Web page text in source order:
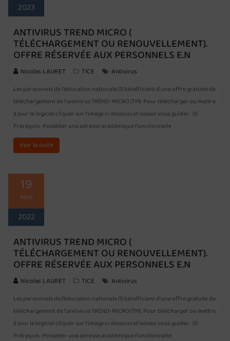
2023
ANTIVIRUS TREND MICRO (
TÉLÉCHARGEMENT OU RENOUVELLEMENT).
OFFRE RÉSERVÉE AUX PERSONNELS E.N
Nicolas LAURET TICE Antivirus
Les personnels de l’éducation nationale (1) bénéficient d’une offre gratuite de
téléchargement de l’antivirus TREND-MICRO (TM). Pour télécharger ou mettre
à jour le logiciel cliquer sur l’image ci dessous et laissez vous guider. (1)
Prérequis : Posséder une adresse académique fonctionnelle
Voir la suite
19
Août
2022
ANTIVIRUS TREND MICRO (
TÉLÉCHARGEMENT OU RENOUVELLEMENT).
OFFRE RÉSERVÉE AUX PERSONNELS E.N
Nicolas LAURET TICE Antivirus
Les personnels de l’éducation nationale (1) bénéficient d’une offre gratuite de
téléchargement de l’antivirus TREND-MICRO (TM). Pour télécharger ou mettre
à jour le logiciel cliquer sur l’image ci dessous et laissez vous guider. (1)
Prérequis : Posséder une adresse académique fonctionnelle